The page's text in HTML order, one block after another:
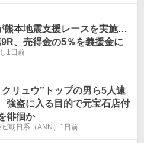
熊本地震支援レースを実施…
、売得金の5％を義援金に
1日前
クリュウ”トップの男ら5人逮
盗に入る目的で元宝石店付
徘徊か
ビ朝日系（ANN） 1日前